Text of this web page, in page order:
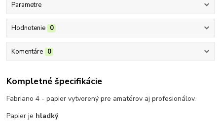
Parametre
Hodnotenie 0
Komentáre 0
Kompletné špecifikácie
Fabriano 4 - papier vytvorený pre amatérov aj profesionálov.
Papier je hladký.